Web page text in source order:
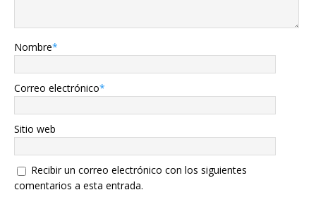
Nombre*
Correo electrónico*
Sitio web
Recibir un correo electrónico con los siguientes
comentarios a esta entrada.